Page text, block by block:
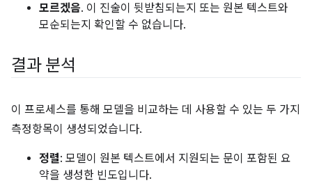
모르겠음. 이 진술이 뒷받침되는지 또는 원본 텍스트와
모순되는지 확인할 수 없습니다.
결과 분석
이 프로세스를 통해 모델을 비교하는 데 사용할 수 있는 두 가지
측정항목이 생성되었습니다.
정렬: 모델이 원본 텍스트에서 지원되는 문이 포함된 요
약을 생성한 빈도입니다.